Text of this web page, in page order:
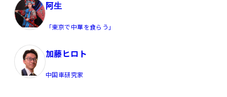
阿生
「東京で中華を食らう」
加藤ヒロト
中国車研究家